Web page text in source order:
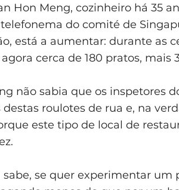
Hon Meng, cozinheiro há 35
do comité de
está a aumentar: durante as
cerca de 180 pratos, mais
não sabia que os inspetores
destas roulotes de rua e, na
este tipo de local de
sabe, se quer experimentar